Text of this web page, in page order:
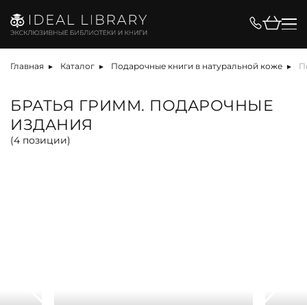
Главная Каталог Подарочные книги в натуральной коже
БРАТЬЯ ГРИММ. ПОДАРОЧНЫЕ
ИЗДАНИЯ
(4 позиции)
Цена, ₽
Вид